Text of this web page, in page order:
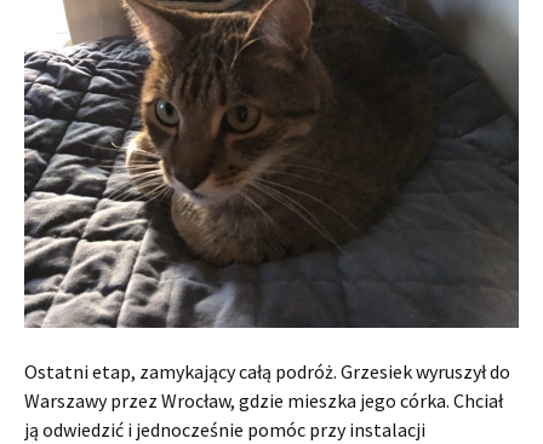
Ostatni etap, zamykający całą podróż. Grzesiek wyruszył do
Warszawy przez Wrocław, gdzie mieszka jego córka. Chciał
ją odwiedzić i jednocześnie pomóc przy instalacji